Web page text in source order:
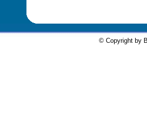
© Copyright by